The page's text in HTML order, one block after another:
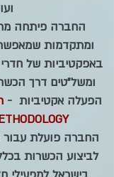
החברה פיתחה
ומתקדמות
באפקטיביות של
ומשל"טים דרך
הפעלה אקטיביות -
החברה פועלת עבור
לביצוע הכשרות